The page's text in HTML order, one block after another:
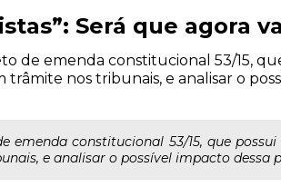
Será que agora
de emenda constitucional 53/15,
trâmite nos tribunais, e analisar o
emenda constitucional 53/15, que
e analisar o possível impacto dessa